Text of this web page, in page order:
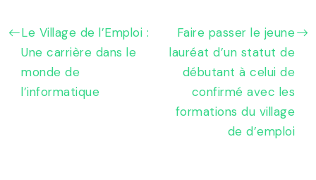
Le Village de l’Emploi :
Une carrière dans le
monde de
l’informatique
Faire passer le jeune
lauréat d’un statut de
débutant à celui de
confirmé avec les
formations du village
de d’emploi